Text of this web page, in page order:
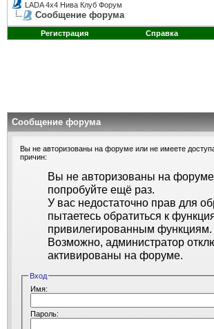
LADA 4x4 Нива Клуб Форум
Сообщение форума
Регистрация Справка
Сообщение форума
Вы не авторизованы на форуме или не имеете
причин:
Вы не авторизованы на
попробуйте ещё раз.
У вас недостаточно прав для
пытаетесь обратиться к
привилегированным функциям.
Возможно, администратор
активированы на форуме.
Вход
Имя:
Пароль: